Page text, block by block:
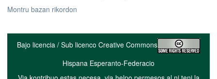
Montru bazan rikordon
Bajo licencia / Sub licenco Creative Commons
Hispana Esperanto-Federacio